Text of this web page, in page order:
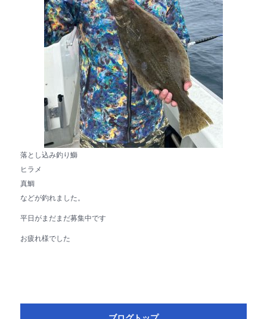
落とし込み釣り鰤
ヒラメ
真鯛
などが釣れました。
平日がまだまだ募集中です
お疲れ様でした